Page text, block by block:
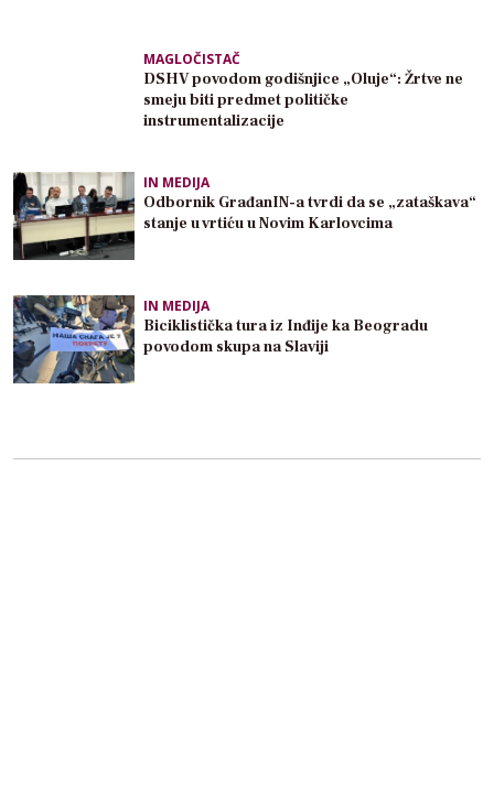
MAGLOČISTAČ
DSHV povodom godišnjice „Oluje“: Žrtve ne
smeju biti predmet političke
instrumentalizacije
IN MEDIJA
Odbornik GrađanIN-a tvrdi da se „zataškava“
stanje u vrtiću u Novim Karlovcima
IN MEDIJA
Biciklistička tura iz Inđije ka Beogradu
povodom skupa na Slaviji